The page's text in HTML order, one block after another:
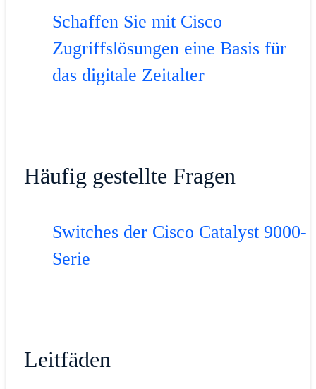
Schaffen Sie mit Cisco
Zugriffslösungen eine Basis für
das digitale Zeitalter
Häufig gestellte Fragen
Switches der Cisco Catalyst 9000-
Serie
Leitfäden